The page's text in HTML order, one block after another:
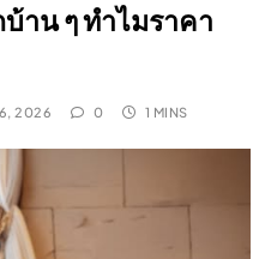
าน ๆ ทำไมราคา
2026 0 1 MINS